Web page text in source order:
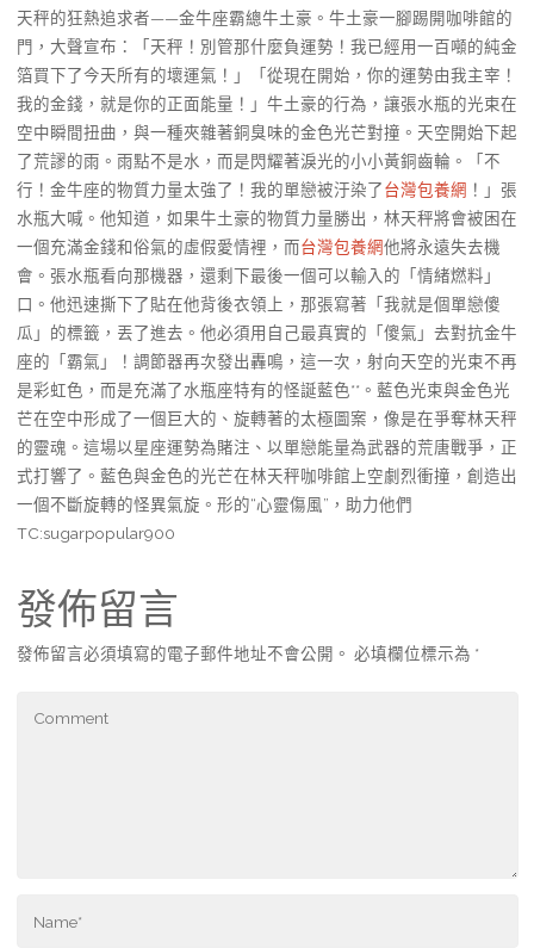
天秤的狂熱追求者——金牛座霸總牛土豪。牛土豪一腳踢開咖啡館的
門，大聲宣布：「天秤！別管那什麼負運勢！我已經用一百噸的純金
箔買下了今天所有的壞運氣！」「從現在開始，你的運勢由我主宰！
我的金錢，就是你的正面能量！」牛土豪的行為，讓張水瓶的光束在
空中瞬間扭曲，與一種夾雜著銅臭味的金色光芒對撞。天空開始下起
了荒謬的雨。雨點不是水，而是閃耀著淚光的小小黃銅齒輪。「不
行！金牛座的物質力量太強了！我的單戀被汙染了台灣包養網 ！」張
水瓶大喊。他知道，如果牛土豪的物質力量勝出，林天秤將會被困在
一個充滿金錢和俗氣的虛假愛情裡，而台灣包養網他將永遠失去機
會。張水瓶看向那機器，還剩下最後一個可以輸入的「情緒燃料」
口。他迅速撕下了貼在他背後衣領上，那張寫著「我就是個單戀傻
瓜」的標籤，丟了進去。他必須用自己最真實的「傻氣」去對抗金牛
座的「霸氣」！調節器再次發出轟鳴，這一次，射向天空的光束不再
是彩虹色，而是充滿了水瓶座特有的怪誕藍色**。藍色光束與金色光
芒在空中形成了一個巨大的、旋轉著的太極圖案，像是在爭奪林天秤
的靈魂。這場以星座運勢為賭注、以單戀能量為武器的荒唐戰爭，正
式打響了。藍色與金色的光芒在林天秤咖啡館上空劇烈衝撞，創造出
一個不斷旋轉的怪異氣旋。形的“心靈傷風”，助力他們
TC:sugarpopular900
發佈留言
發佈留言必須填寫的電子郵件地址不會公開。 必填欄位標示為 *